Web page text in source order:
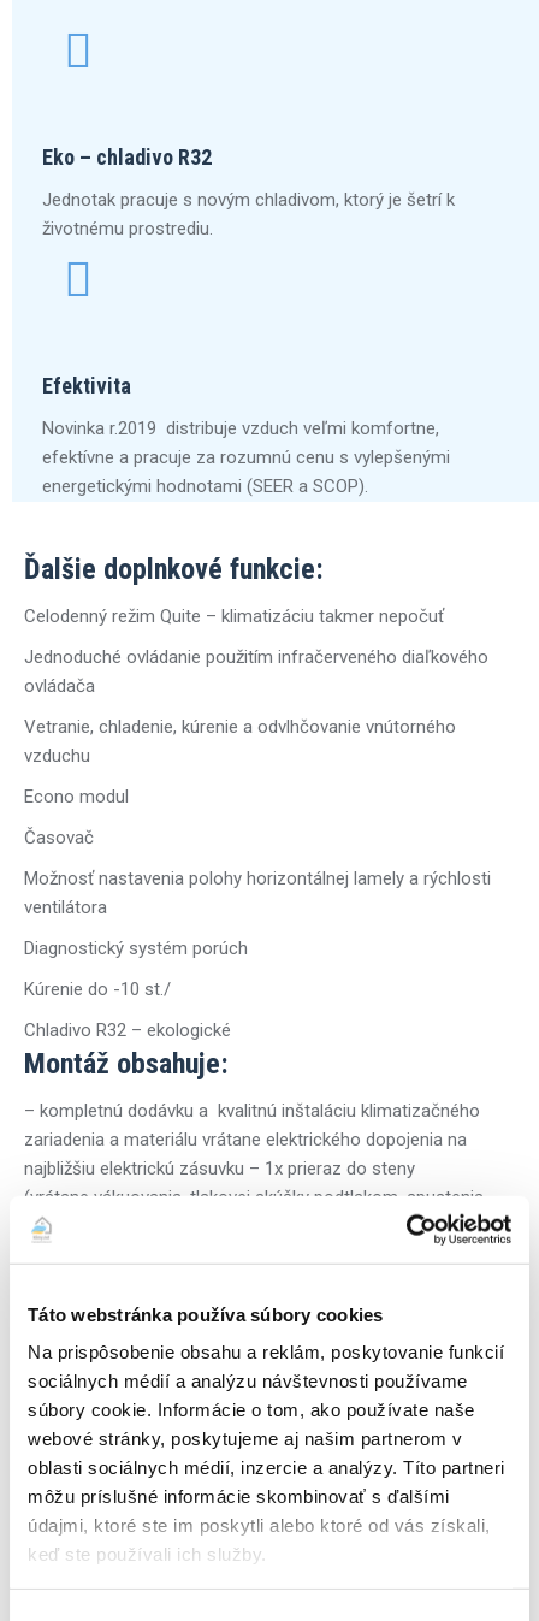
Táto webstránka používa súbory cookies
Na prispôsobenie obsahu a reklám, poskytovanie funkcií
sociálnych médií a analýzu návštevnosti používame
súbory cookie. Informácie o tom, ako používate naše
webové stránky, poskytujeme aj našim partnerom v
oblasti sociálnych médií, inzercie a analýzy. Títo partneri
môžu príslušné informácie skombinovať s ďalšími
údajmi, ktoré ste im poskytli alebo ktoré od vás získali,
keď ste používali ich služby.
Eko – chladivo R32
Jednotak pracuje s novým chladivom, ktorý je šetrí k
životnému prostrediu.
Efektivita
Novinka r.2019 distribuje vzduch veľmi komfortne,
efektívne a pracuje za rozumnú cenu s vylepšenými
energetickými hodnotami (SEER a SCOP).
Ďalšie doplnkové funkcie:
Celodenný režim Quite – klimatizáciu takmer nepočuť
Jednoduché ovládanie použitím infračerveného diaľkového
ovládača
Vetranie, chladenie, kúrenie a odvlhčovanie vnútorného
vzduchu
Econo modul
Časovač
Možnosť nastavenia polohy horizontálnej lamely a rýchlosti
ventilátora
Diagnostický systém porúch
Kúrenie do -10 st./
Chladivo R32 – ekologické
Montáž obsahuje:
– kompletnú dodávku a kvalitnú inštaláciu klimatizačného
zariadenia a materiálu vrátane elektrického dopojenia na
najbližšiu elektrickú zásuvku – 1x prieraz do steny
(vrátane vákuovania, tlakovej skúšky podtlakom, spustenia
zariadenia do prevádzky, skúšky funkčnosti, zaučenia
sú drobné vysprávky muriva dosádrovaním, zapenenie
otvorov montážnou penou, vysávanie profi vysávačom počas
vŕtania otvorov pre minimalizovanie prašnosti, odstránenie
prípadných nečistôt a odpadu po montáži,
– príslušenstvo a montážny materiál (napr. konzola pre
nástennú montáž vonkajšej jednotky, podstavce, estetické
krycie lišty do 3 bm, kompletný kotviaci a spojovací materiál),
– lokalita montáže: Cena platí pre mesto Bratislava I-V a
okolie (dopravný paušál je zahrnutý v cenovej ponuke), iné
lokality vykonávame s doplatkom za dopravu od 8 eur s DPH k